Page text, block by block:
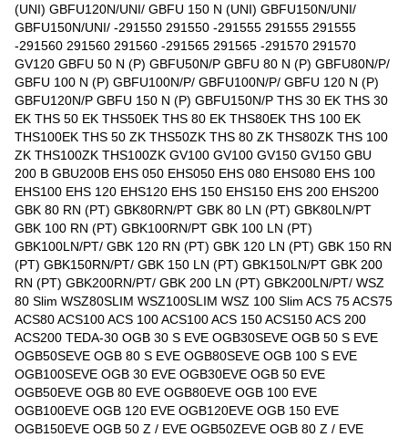
(UNI) GBFU120N/UNI/ GBFU 150 N (UNI) GBFU150N/UNI/
GBFU150N/UNI/ -291550 291550 -291555 291555 291555
-291560 291560 291560 -291565 291565 -291570 291570
GV120 GBFU 50 N (P) GBFU50N/P GBFU 80 N (P) GBFU80N/P/
GBFU 100 N (P) GBFU100N/P/ GBFU100N/P/ GBFU 120 N (P)
GBFU120N/P GBFU 150 N (P) GBFU150N/P THS 30 EK THS 30
EK THS 50 EK THS50EK THS 80 EK THS80EK THS 100 EK
THS100EK THS 50 ZK THS50ZK THS 80 ZK THS80ZK THS 100
ZK THS100ZK THS100ZK GV100 GV100 GV150 GV150 GBU
200 B GBU200B EHS 050 EHS050 EHS 080 EHS080 EHS 100
EHS100 EHS 120 EHS120 EHS 150 EHS150 EHS 200 EHS200
GBK 80 RN (PT) GBK80RN/PT GBK 80 LN (PT) GBK80LN/PT
GBK 100 RN (PT) GBK100RN/PT GBK 100 LN (PT)
GBK100LN/PT/ GBK 120 RN (PT) GBK 120 LN (PT) GBK 150 RN
(PT) GBK150RN/PT/ GBK 150 LN (PT) GBK150LN/PT GBK 200
RN (PT) GBK200RN/PT/ GBK 200 LN (PT) GBK200LN/PT/ WSZ
80 Slim WSZ80SLIM WSZ100SLIM WSZ 100 Slim ACS 75 ACS75
ACS80 ACS100 ACS 100 ACS100 ACS 150 ACS150 ACS 200
ACS200 TEDA-30 OGB 30 S EVE OGB30SEVE OGB 50 S EVE
OGB50SEVE OGB 80 S EVE OGB80SEVE OGB 100 S EVE
OGB100SEVE OGB 30 EVE OGB30EVE OGB 50 EVE
OGB50EVE OGB 80 EVE OGB80EVE OGB 100 EVE
OGB100EVE OGB 120 EVE OGB120EVE OGB 150 EVE
OGB150EVE OGB 50 Z / EVE OGB50ZEVE OGB 80 Z / EVE